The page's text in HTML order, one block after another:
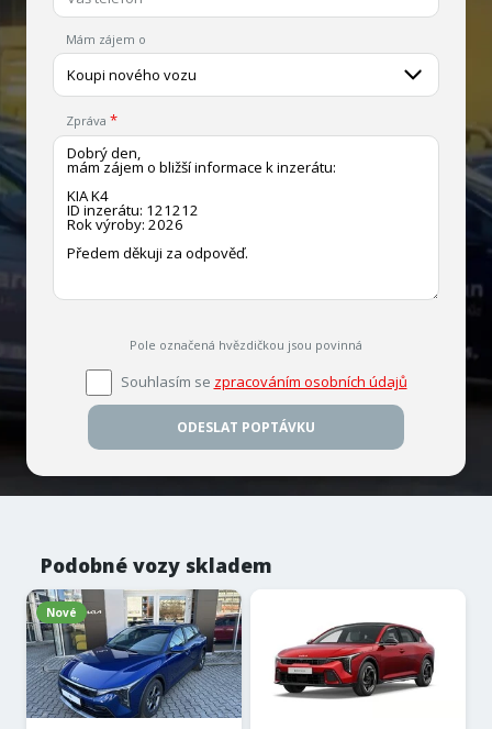
Mám zájem o
Koupi nového vozu
Zpráva
Pole označená hvězdičkou jsou povinná
Souhlasím se zpracováním osobních údajů
ODESLAT POPTÁVKU
Podobné vozy skladem
Nové